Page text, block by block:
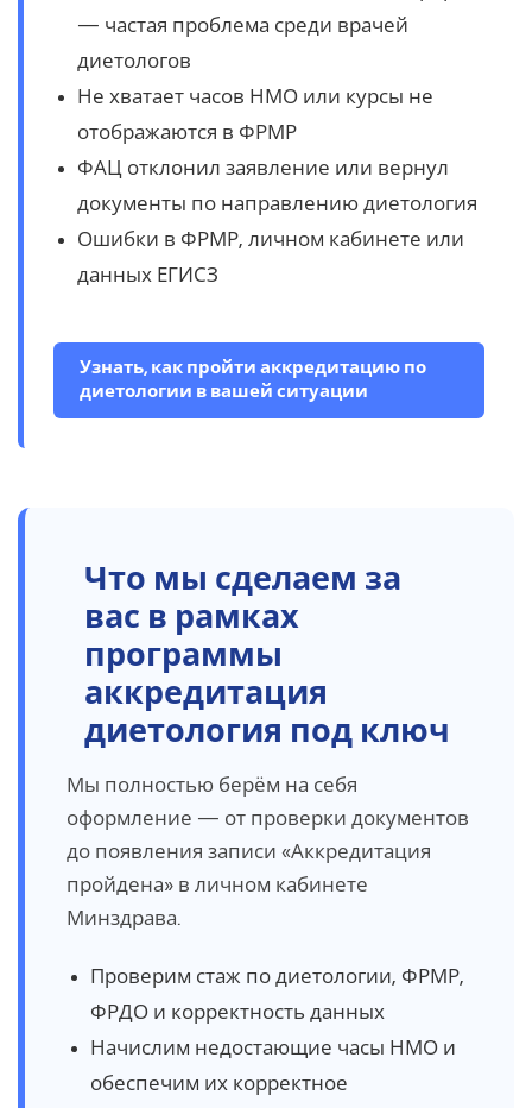
— частая проблема среди врачей
диетологов
Не хватает часов НМО или курсы не
отображаются в ФРМР
ФАЦ отклонил заявление или вернул
документы по направлению диетология
Ошибки в ФРМР, личном кабинете или
данных ЕГИСЗ
Узнать, как пройти аккредитацию по
диетологии в вашей ситуации
Что мы сделаем за
вас в рамках
программы
аккредитация
диетология под ключ
Мы полностью берём на себя
оформление — от проверки документов
до появления записи «Аккредитация
пройдена» в личном кабинете
Минздрава.
Проверим стаж по диетологии, ФРМР,
ФРДО и корректность данных
Начислим недостающие часы НМО и
обеспечим их корректное